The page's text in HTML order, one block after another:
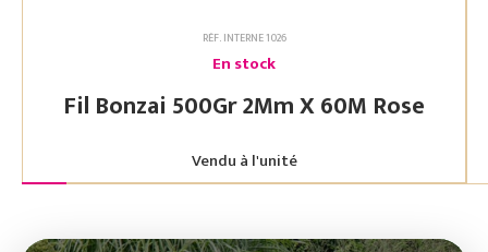
RÉF. INTERNE 1026
En stock
Fil Bonzai 500Gr 2Mm X 60M Rose
Vendu à l'unité